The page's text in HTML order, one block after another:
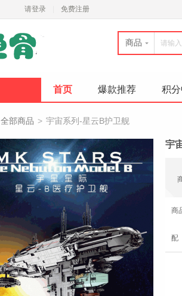
请登录 免费注册
商品
首页 爆款推荐 积
全部商品 > 宇宙系列-星云B护卫舰
宇
商